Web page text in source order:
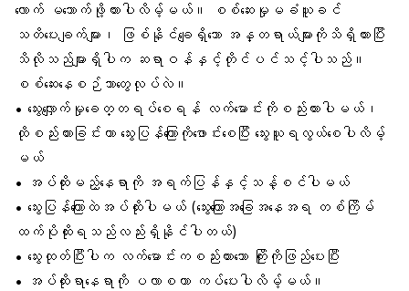
လောက် မသောက်ဖို့တားပါလိမ့်မယ်။ စစ်ဆေးမှုမခံယူခင်
သတိပေးချက်များ၊ ဖြစ်နိုင်ချေရှိသော အန္တရာယ်များကိုသိရှိထားပြီး
သိလိုသည်များရှိပါက ဆရာဝန်နှင့်တိုင်ပင်သင့်ပါသည်။
စစ်ဆေးနေစဉ်ဘာတွေလုပ်လဲ။
• သွေးလျှောက်မှုခေတ္တရပ်စေရန် လက်မောင်းကိုစည်းထားပါမယ်၊
ထိုစည်းထားခြင်းဟာ သွေးပြန်ကြောကိုဖောင်းစေပြီး သွေးယူရလွယ်စေပါလိမ့်
မယ်
• အပ်ထိုးမည့်နေရာကို အရက်ပြန်နှင့်သန့်စင်ပါမယ်
• သွေးပြန်ကြောထဲအပ်ထိုးပါမယ် (သွေးကြောအခြေအနေအရ တစ်ကြိမ်
ထက်ပိုထိုးရသည်လည်းရှိနိုင်ပါတယ်)
• သွေးထုတ်ပြီးပါက လက်မောင်းကစည်းထားသော ကြိုးကိုဖြည်ပေးပြီး
• အပ်ထိုးရာနေရာကို ပလာစတာ ကပ်ပေးပါလိမ့်မယ်။